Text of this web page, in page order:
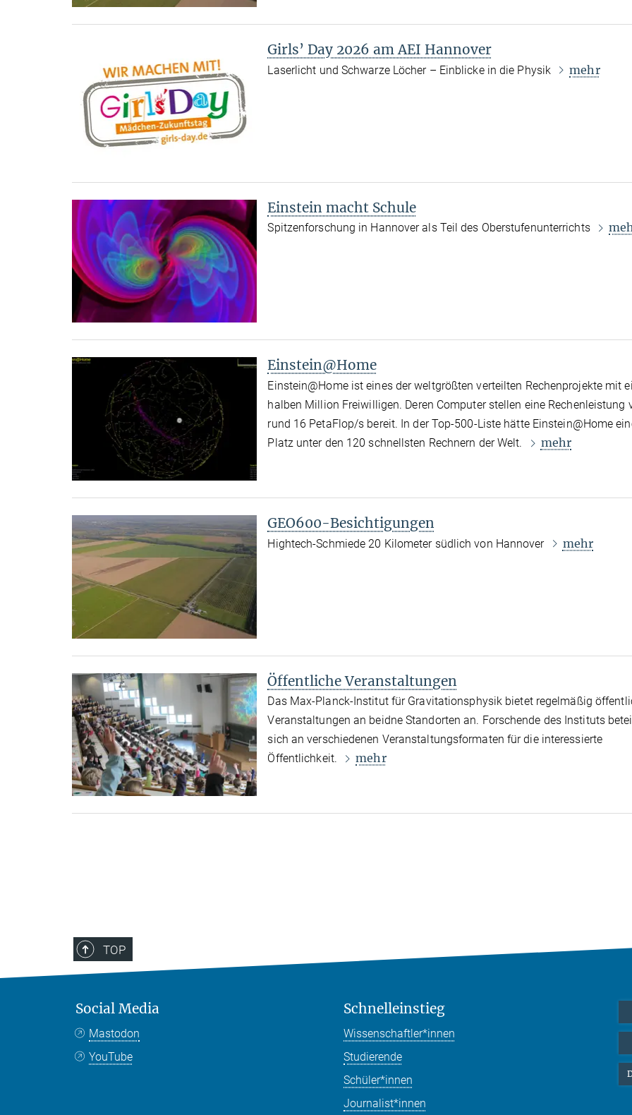
Girls’ Day 2026 am AEI Hannover
Laserlicht und Schwarze Löcher – Einblicke in die Physik mehr
Einstein macht Schule
Spitzenforschung in Hannover als Teil des Oberstufenunterrichts
Einstein@Home
Einstein@Home ist eines der weltgrößten verteilten Rechenprojekte mit
halben Million Freiwilligen. Deren Computer stellen eine Rechenleistung
rund 16 PetaFlop/s bereit. In der Top-500-Liste hätte Einstein@Home
Platz unter den 120 schnellsten Rechnern der Welt.
mehr
GEO600-Besichtigungen
Hightech-Schmiede 20 Kilometer südlich von Hannover mehr
Öffentliche Veranstaltungen
Das Max-Planck-Institut für Gravitationsphysik bietet regelmäßig
Veranstaltungen an beidne Standorten an. Forschende des Instituts
sich an verschiedenen Veranstaltungsformaten für die interessierte
Öffentlichkeit.
mehr
TOP
Social Media
Mastodon
YouTube
Schnelleinstieg
Wissenschaftler*innen
Studierende
Schüler*innen
Journalist*innen